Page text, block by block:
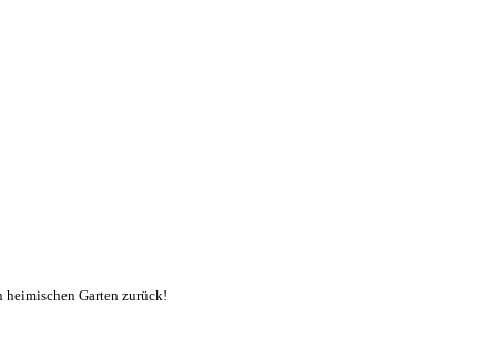
heimischen Garten zurück!